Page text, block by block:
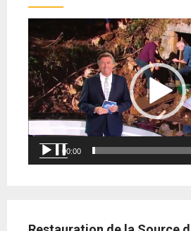
Lecteur
vidéo
00:00